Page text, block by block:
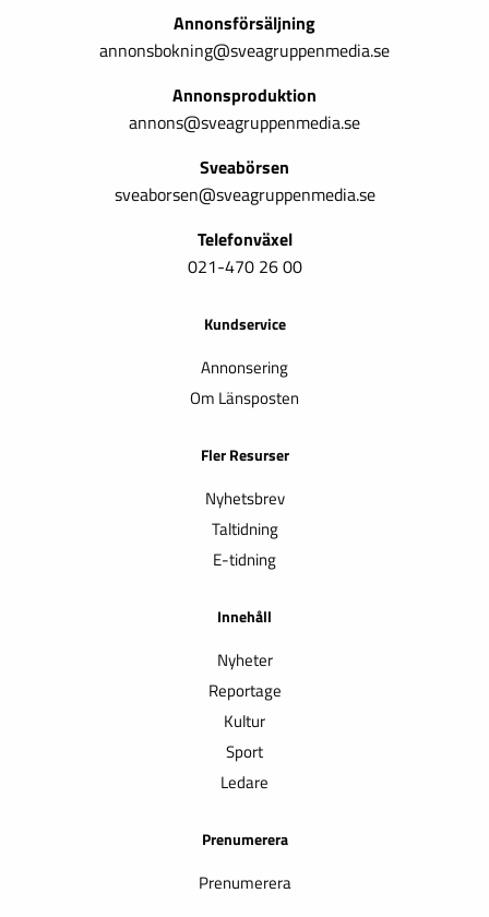
Annonsförsäljning
annonsbokning@sveagruppenmedia.se
Annonsproduktion
annons@sveagruppenmedia.se
Sveabörsen
sveaborsen@sveagruppenmedia.se
Telefonväxel
021-470 26 00
Kundservice
Annonsering
Om Länsposten
Fler Resurser
Nyhetsbrev
Taltidning
E-tidning
Innehåll
Nyheter
Reportage
Kultur
Sport
Ledare
Prenumerera
Prenumerera